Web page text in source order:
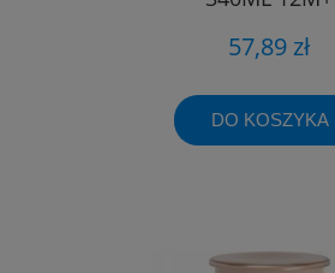
57,89 zł
DO KOSZYKA